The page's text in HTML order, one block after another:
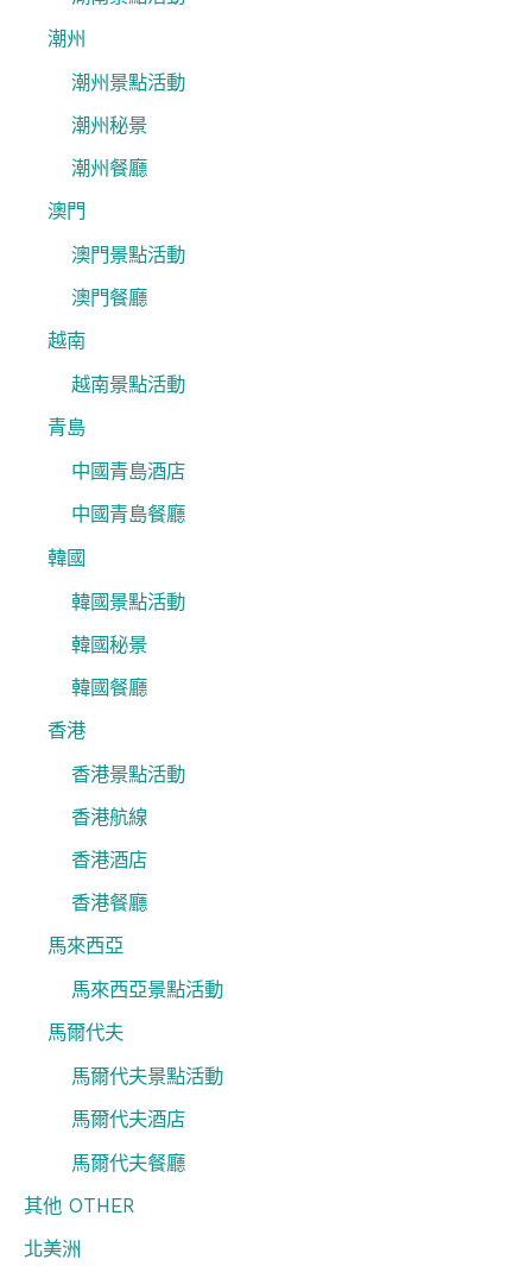
潮州
潮州景點活動
潮州秘景
潮州餐廳
澳門
澳門景點活動
澳門餐廳
越南
越南景點活動
青島
中國青島酒店
中國青島餐廳
韓國
韓國景點活動
韓國秘景
韓國餐廳
香港
香港景點活動
香港航線
香港酒店
香港餐廳
馬來西亞
馬來西亞景點活動
馬爾代夫
馬爾代夫景點活動
馬爾代夫酒店
馬爾代夫餐廳
其他 OTHER
北美洲